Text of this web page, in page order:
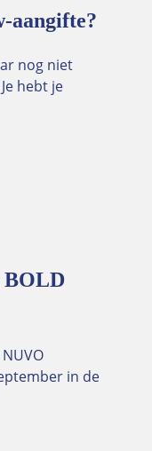
aangifte?
nog niet
hebt je
BOLD
in de